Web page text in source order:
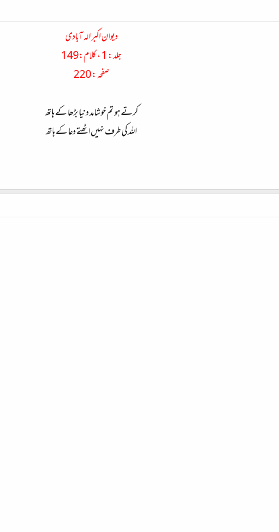
دیوان اکبر الہ آبادی
جلد : 1 ، کلام:149
صفحہ : 220
کرتے ہو تم خوشامد دنیا بڑھا کے ہاتھ
اللہ کی طرف نہیں اٹھتے دعا کے ہاتھ